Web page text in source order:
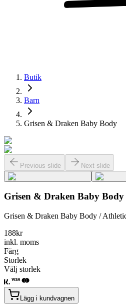
Butik
Barn
Grisen & Draken Baby Body
Previous slide Next slide
Grisen & Draken Baby Body
Grisen & Draken Baby Body /
188kr
inkl. moms
Färg
Storlek
Välj storlek
Lägg i kundvagnen